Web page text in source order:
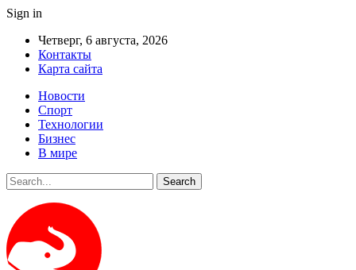
Sign in
Четверг, 6 августа, 2026
Контакты
Карта сайта
Новости
Спорт
Технологии
Бизнес
В мире